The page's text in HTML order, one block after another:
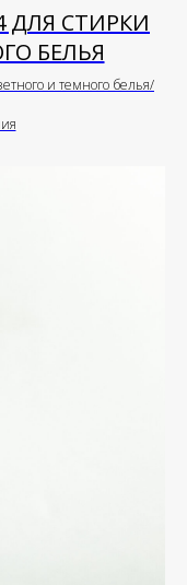
ДЛЯ СТИРКИ
БЕЛЬЯ
и темного белья/